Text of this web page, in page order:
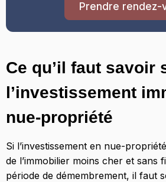
Prendre rendez-
Ce qu’il faut savoir
l’investissement
nue-propriété
Si l’investissement en nue-
de l’immobilier moins cher et sans
période de démembrement, il faut